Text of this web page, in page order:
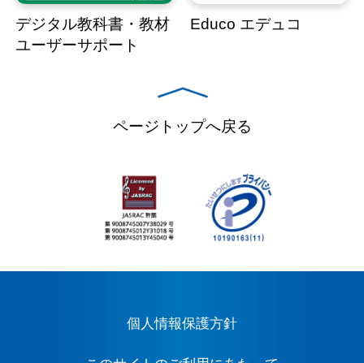
デジタル教科書・教材
ユーザーサポート
Educo エデュコ
ページトップへ戻る
個人情報保護方針